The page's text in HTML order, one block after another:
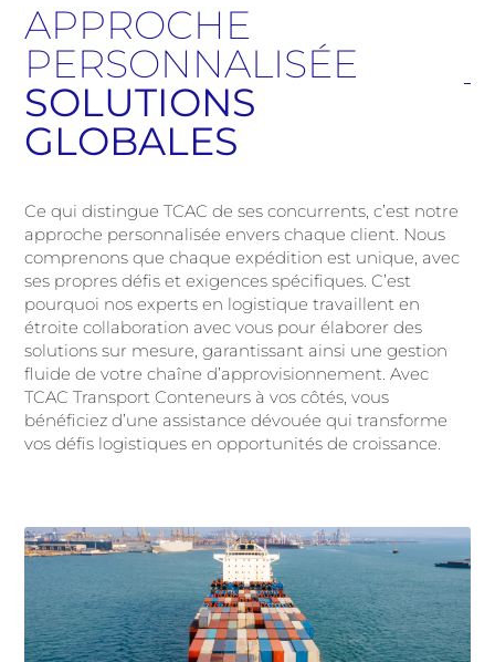
APPROCHE
PERSONNALISÉE
SOLUTIONS
GLOBALES
Ce qui distingue TCAC de ses concurrents, c’est notre
approche personnalisée envers chaque client. Nous
comprenons que chaque expédition est unique, avec
ses propres défis et exigences spécifiques. C’est
pourquoi nos experts en logistique travaillent en
étroite collaboration avec vous pour élaborer des
solutions sur mesure, garantissant ainsi une gestion
fluide de votre chaîne d’approvisionnement. Avec
TCAC Transport Conteneurs à vos côtés, vous
bénéficiez d’une assistance dévouée qui transforme
vos défis logistiques en opportunités de croissance.